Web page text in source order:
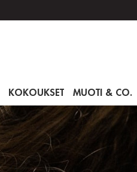
KOKOUKSET MUOTI & CO.